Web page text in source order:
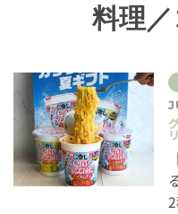
料理